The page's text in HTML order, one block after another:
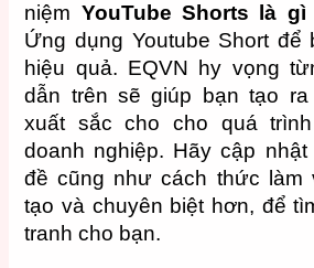
niệm YouTube Shorts là gì
Ứng dụng Youtube Short để
hiệu quả. EQVN hy vọng
dẫn trên sẽ giúp bạn tạo
xuất sắc cho cho quá
doanh nghiệp. Hãy cập
đề cũng như cách thức làm
tạo và chuyên biệt hơn, để
tranh cho bạn.